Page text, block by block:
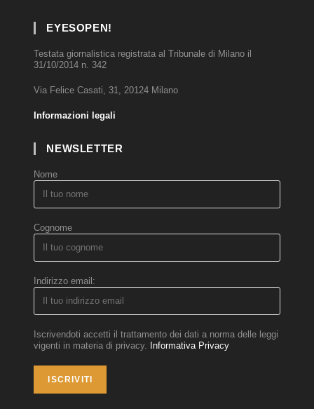
EYESOPEN!
Testata giornalistica registrata al Tribunale di Milano il
31/10/2014 n. 342
Via Felice Casati, 31, 20124 Milano
Informazioni legali
NEWSLETTER
Nome
Cognome
Indirizzo email:
Iscrivendoti accetti il trattamento dei dati a norma delle leggi
vigenti in materia di privacy.
Informativa Privacy